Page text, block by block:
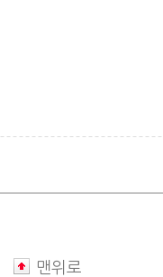
맨위로